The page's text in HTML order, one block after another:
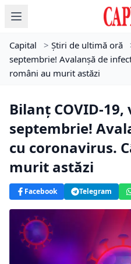
Capital > Știri de ultimă oră
septembrie! Avalanşă de
români au murit astăzi
Bilanţ COVID-19,
septembrie!
cu coronavirus.
murit astăzi
Facebook Telegram